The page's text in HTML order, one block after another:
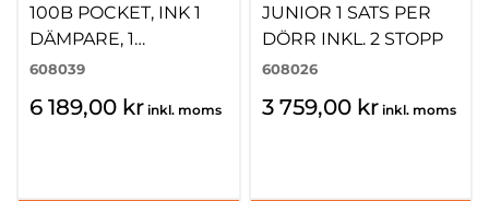
100B POCKET, INK 1
DÄMPARE, 1
SOFTSTOPP
608039
6 189,00 kr inkl. moms
JUNIOR 1 SATS PER
DÖRR INKL. 2 STOPP
608026
3 759,00 kr inkl. moms